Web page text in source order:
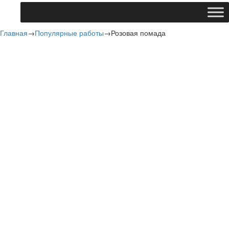
Главная→Популярные работы→Розовая помада